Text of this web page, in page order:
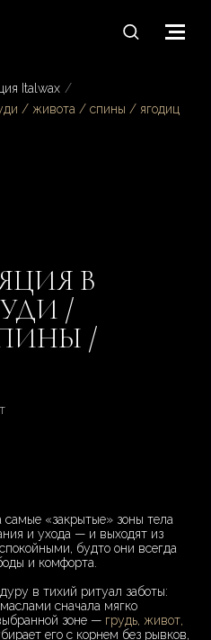
Italwax /
/ живота / спины / ягодиц
В
/
/
«закрытые» зоны тела
и ухода — и выходят из
будто они всегда
и комфорта.
в тихий ритуал заботы:
сначала мягко
зоне — грудь, живот,
его с корнем без рывков,